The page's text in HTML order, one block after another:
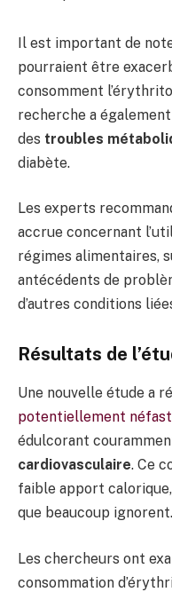
Il est important de
pourraient être
consomment
recherche a
des troubles
diabète.
Les experts
accrue concernant
régimes alimentaires,
antécédents de
d’autres conditions
Résultats de
Une nouvelle étude a
potentiellement
édulcorant
cardiovasculaire. Ce
faible apport
que beaucoup ignorent.
Les chercheurs ont
consommation